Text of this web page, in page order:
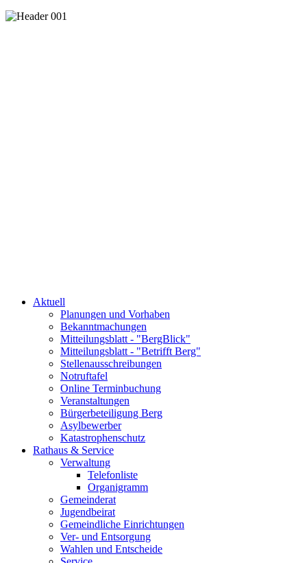
Aktuell
Planungen und Vorhaben
Bekanntmachungen
Mitteilungsblatt - "BergBlick"
Mitteilungsblatt - "Betrifft Berg"
Stellenausschreibungen
Notruftafel
Online Terminbuchung
Veranstaltungen
Bürgerbeteiligung Berg
Asylbewerber
Katastrophenschutz
Rathaus & Service
Verwaltung
Telefonliste
Organigramm
Gemeinderat
Jugendbeirat
Gemeindliche Einrichtungen
Ver- und Entsorgung
Wahlen und Entscheide